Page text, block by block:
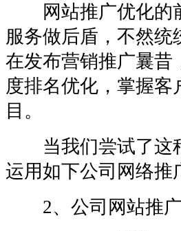
网站推广优化的
服务做后盾，不然
在发布营销推广曩昔
度排名优化，掌握
目。
当我们尝试了这
运用如下公司网络推
2、公司网站推广